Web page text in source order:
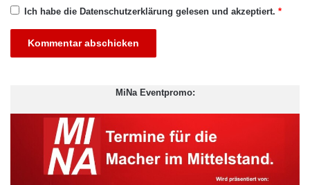
Integrierte Apps
viele ähneln sich und man muss endlos downloaden und neu
Applikationen für Smartphones sollen künftig zusammengelegt
werden. Der Trend geht in die Richtung, dass der Nutzer
angepasste Selbstlerner Apps verwenden kann, die sich an den
persönlichen Vorlieben orientieren. Diese neuronalen Netze
Ich habe die Datenschutzerklärung gelesen und akzeptiert. *
MiNa Eventpromo: